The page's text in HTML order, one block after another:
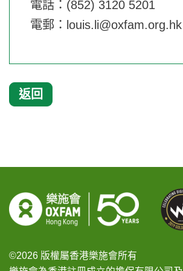
電話：(852) 3120 5201
電郵： louis.li@oxfam.org.hk
返回
©2026 版權屬香港樂施會所有